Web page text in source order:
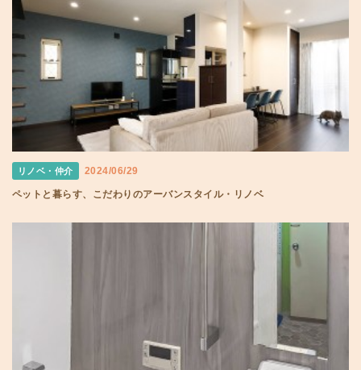
リノベ・仲介 2024/06/29
ペットと暮らす、こだわりのアーバンスタイル・リノベ